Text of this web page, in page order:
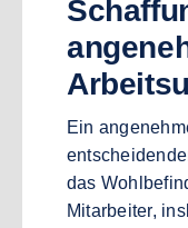
Ein
das
Mitarbeiter,